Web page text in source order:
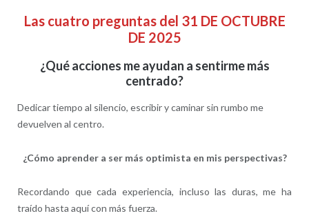
Las cuatro preguntas del 31 DE OCTUBRE
DE 2025
¿Qué acciones me ayudan a sentirme más
centrado?
Dedicar tiempo al silencio, escribir y caminar sin rumbo me
devuelven al centro.
¿Cómo aprender a ser más optimista en mis perspectivas?
Recordando que cada experiencia, incluso las duras, me ha
traído hasta aquí con más fuerza.